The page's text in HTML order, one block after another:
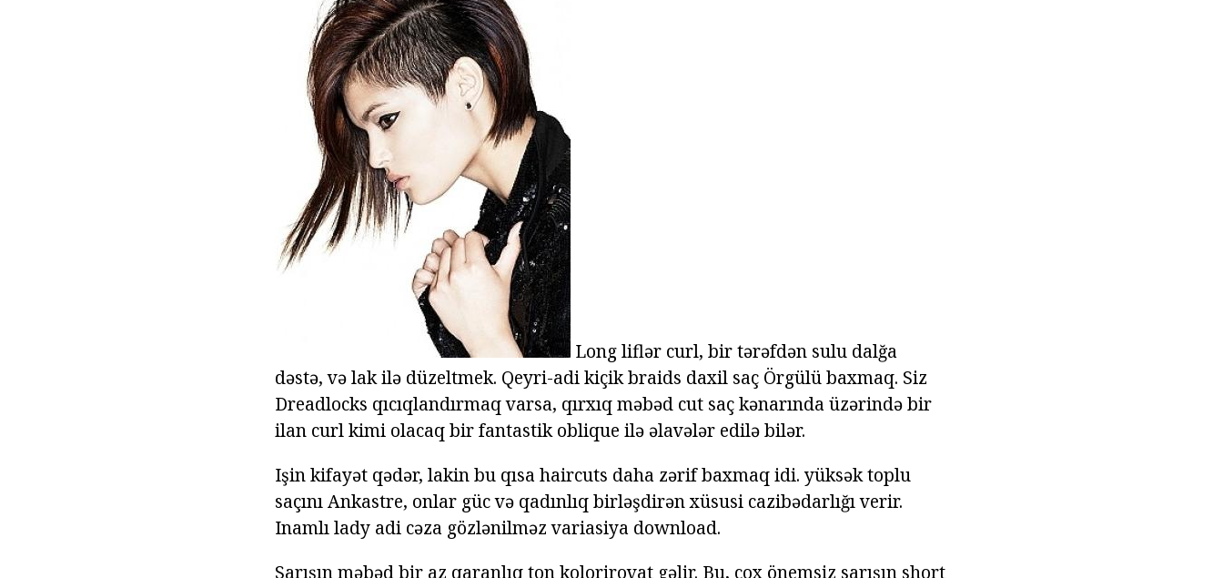
Long liflər curl, bir tərəfdən sulu dalğa
dəstə, və lak ilə düzeltmek. Qeyri-adi kiçik braids daxil saç Örgülü baxmaq. Siz
Dreadlocks qıcıqlandırmaq varsa, qırxıq məbəd cut saç kənarında üzərində bir
ilan curl kimi olacaq bir fantastik oblique ilə əlavələr edilə bilər.
Işin kifayət qədər, lakin bu qısa haircuts daha zərif baxmaq idi. yüksək toplu
saçını Ankastre, onlar güc və qadınlıq birləşdirən xüsusi cazibədarlığı verir.
Inamlı lady adi cəza gözlənilməz variasiya download.
Sarışın məbəd bir az qaranlıq ton kolorirovat gəlir. Bu, çox önemsiz sarışın short